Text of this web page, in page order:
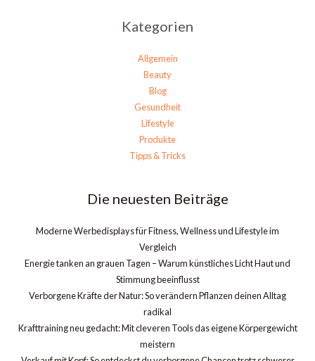
Kategorien
Allgemein
Beauty
Blog
Gesundheit
Lifestyle
Produkte
Tipps & Tricks
Die neuesten Beiträge
Moderne Werbedisplays für Fitness, Wellness und Lifestyle im
Vergleich
Energie tanken an grauen Tagen – Warum künstliches Licht Haut und
Stimmung beeinflusst
Verborgene Kräfte der Natur: So verändern Pflanzen deinen Alltag
radikal
Krafttraining neu gedacht: Mit cleveren Tools das eigene Körpergewicht
meistern